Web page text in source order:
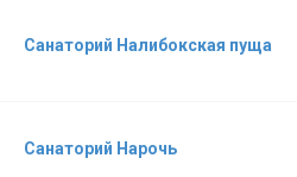
Санаторий Налибокская пуща
Санаторий Нарочь